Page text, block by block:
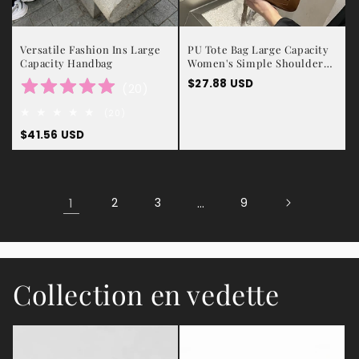
Versatile Fashion Ins Large
Capacity Handbag
Prix
habituel
$41.56 USD
PU Tote Bag Large Capacity
Women's Simple Shoulder
Bag
Prix
$27.88 USD
1 2 3 … 9
Collection en vedette